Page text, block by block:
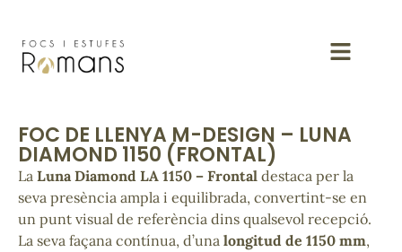
FOC DE LLENYA M-DESIGN – LUNA
DIAMOND 1150 (FRONTAL)
La Luna Diamond LA 1150 – Frontal destaca per la
seva presència ampla i equilibrada, convertint-se en
un punt visual de referència dins qualsevol recepció.
La seva façana contínua, d’una longitud de 1150 mm,